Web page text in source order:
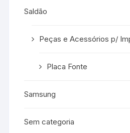
Saldão
Peças e Acessórios p/
Placa Fonte
Samsung
Sem categoria